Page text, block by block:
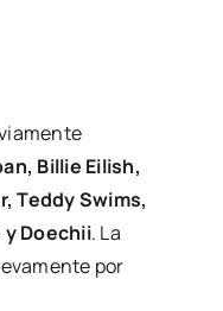
Billie Eilish,
Teddy Swims,
y Doechii. La
por